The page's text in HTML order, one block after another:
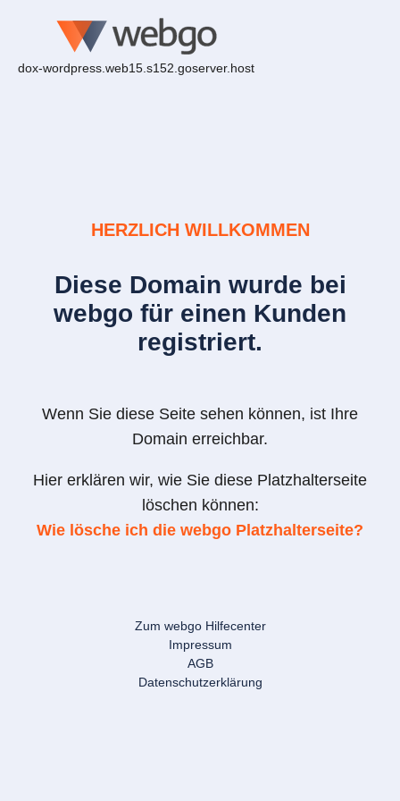
dox-wordpress.web15.s152.goserver.host
HERZLICH WILLKOMMEN
Diese Domain wurde bei
webgo für einen Kunden
registriert.
Wenn Sie diese Seite sehen können, ist Ihre
Domain erreichbar.
Hier erklären wir, wie Sie diese Platzhalterseite
löschen können:
Wie lösche ich die webgo Platzhalterseite?
Zum webgo Hilfecenter
Impressum
AGB
Datenschutzerklärung